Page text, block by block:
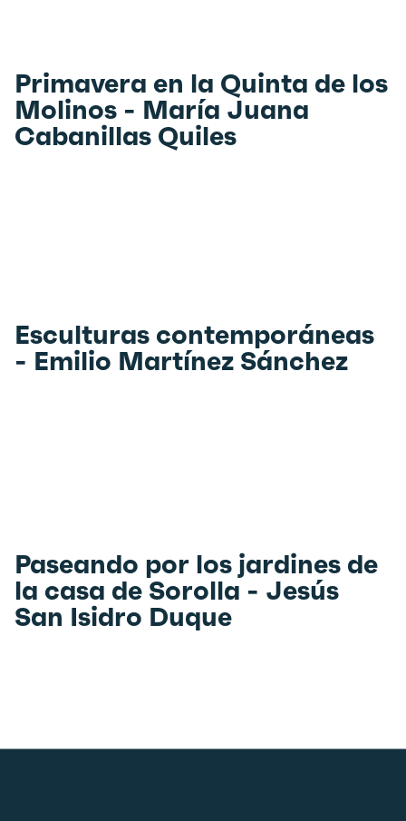
Primavera en la Quinta de los
Molinos - María Juana
Cabanillas Quiles
Esculturas contemporáneas
- Emilio Martínez Sánchez
Paseando por los jardines de
la casa de Sorolla - Jesús
San Isidro Duque